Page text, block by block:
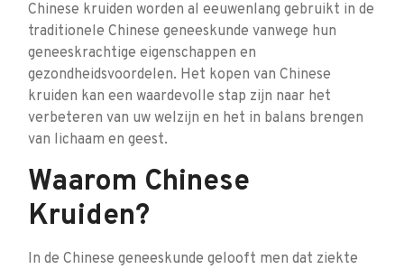
Chinese kruiden worden al eeuwenlang gebruikt in de
traditionele Chinese geneeskunde vanwege hun
geneeskrachtige eigenschappen en
gezondheidsvoordelen. Het kopen van Chinese
kruiden kan een waardevolle stap zijn naar het
verbeteren van uw welzijn en het in balans brengen
van lichaam en geest.
Waarom Chinese
Kruiden?
In de Chinese geneeskunde gelooft men dat ziekte